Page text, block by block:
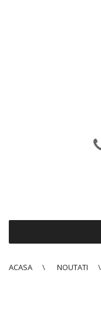
ACASA NOUTATI